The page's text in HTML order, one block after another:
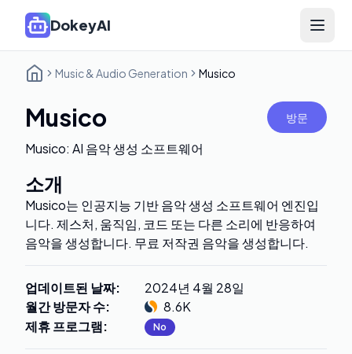
DokeyAI Open
Music & Audio Generation Musico
Musico 방문
Musico: AI 음악 생성 소프트웨어
소개
Musico는 인공지능 기반 음악 생성 소프트웨어 엔진입
니다. 제스처, 움직임, 코드 또는 다른 소리에 반응하여
음악을 생성합니다. 무료 저작권 음악을 생성합니다.
업데이트된 날짜:
2024년 4월 28일
월간 방문자 수:
8.6K
제휴 프로그램: No